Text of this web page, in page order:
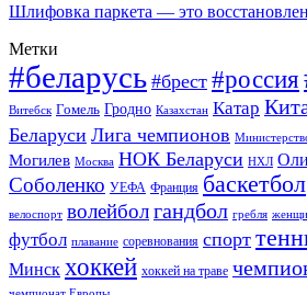
Шлифовка паркета — это
Метки
#беларусь #брест #россия
Витебск Гомель Гродно Казахстан Катар
Беларуси Лига чемпионов
Могилев Москва НОК Беларуси НХЛ
Соболенко УЕФА Франция баскетбол
велоспорт волейболгандбол гребля
футбол плавание соревнования спорт
Минск хоккей хоккей на траве